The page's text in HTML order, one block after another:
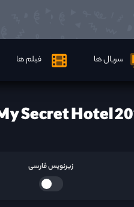
سریال ها فیلم ها
زیرنویس فارسی